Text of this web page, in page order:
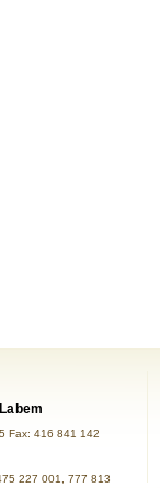
Fax: 416 841 142
227 001, 777 813